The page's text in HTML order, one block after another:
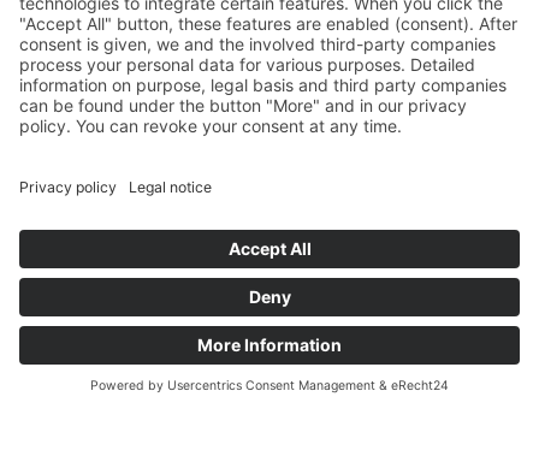
Tel.:
0039 0472 852105
Mobil:0039 348 9280153
E-Mail:info@froetscherhof.com
CIN: IT021011B5TZGFZSJY
www.froetscherhof.com
Modulo richiesta